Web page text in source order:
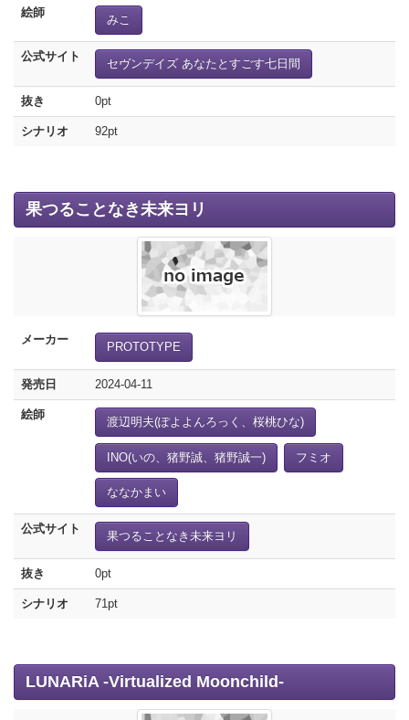
絵師
みこ
公式サイト
セヴンデイズ あなたとすごす七日間
抜き 0pt
シナリオ 92pt
果つることなき未来ヨリ
メーカー
PROTOTYPE
発売日 2024-04-11
絵師
渡辺明夫(ぽよよんろっく、桜桃ひな)
INO(いの、猪野誠、猪野誠一) フミオ
ななかまい
公式サイト
果つることなき未来ヨリ
抜き 0pt
シナリオ 71pt
LUNARiA -Virtualized Moonchild-